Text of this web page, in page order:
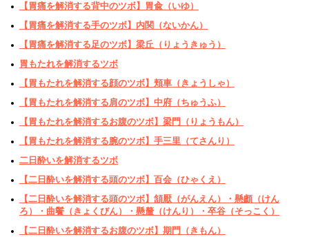
【胃痛を解消する背中のツボ】胃兪（いゆ）
【胃痛を解消する手のツボ】内関（ないかん）
【胃痛を解消する足のツボ】梁丘（りょうきゅう）
胃もたれを解消するツボ
【胃もたれを解消する顔のツボ】頬車（きょうしゃ）
【胃もたれを解消する肩のツボ】中府（ちゅうふ）
【胃もたれを解消するお腹のツボ】梁門（りょうもん）
【胃もたれを解消する腕のツボ】手三里（てさんり）
二日酔いを解消するツボ
【二日酔いを解消する頭のツボ】百会（ひゃくえ）
【二日酔いを解消する頭のツボ】頷厭（がんえん）・懸顱（けん
ろ）・曲鬢（きょくびん）・懸釐（けんり）・卒谷（そっこく）
【二日酔いを解消するお腹のツボ】期門（きもん）